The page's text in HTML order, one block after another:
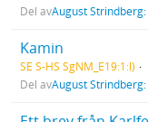
Del avAugust
Kamin
SE S-HS SgNM_E19:1:l)
Del avAugust